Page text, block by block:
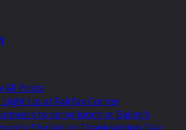
All Posts
Light Up at Fairfax Corner
to serve lunch at Bailey’s